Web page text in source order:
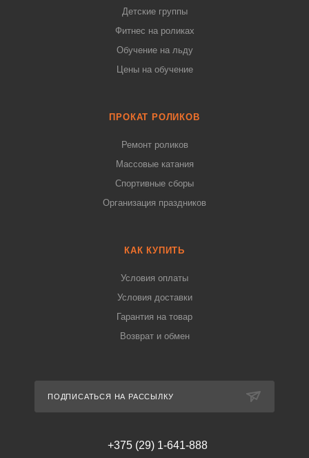
Детские группы
Фитнес на роликах
Обучение на льду
Цены на обучение
ПРОКАТ РОЛИКОВ
Ремонт роликов
Массовые катания
Спортивные сборы
Организация праздников
КАК КУПИТЬ
Условия оплаты
Условия доставки
Гарантия на товар
Возврат и обмен
ПОДПИСАТЬСЯ НА РАССЫЛКУ
+375 (29) 1-641-888